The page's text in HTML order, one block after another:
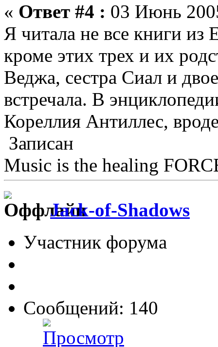
« Ответ #4 : 03 Июнь
Я читала не все книги из
кроме этих трех и их
Веджа, сестра Сиал и
встречала. В
Кореллия Антиллес,
Записан
Music is the healing
Jack-of-Shadows
Участник форума
Сообщений: 140